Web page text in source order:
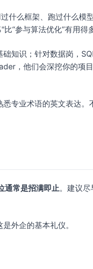
什么框架、跑过什么模
比“参与算法优化”有用得
知识；针对数据岗，
，他们会深挖你的项
专业术语的英文表达。
通常是招满即止。建议尽
外企的基本礼仪。